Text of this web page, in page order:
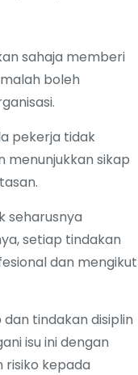
sahaja memberi
boleh
pekerja tidak
menunjukkan sikap
seharusnya
setiap tindakan
dan mengikut
tindakan disiplin
isu ini dengan
kepada